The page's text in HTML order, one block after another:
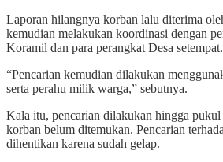
Laporan hilangnya korban lalu diterima
kemudian melakukan koordinasi dengan
Koramil dan para perangkat Desa setempat.
“Pencarian kemudian dilakukan
serta perahu milik warga,” sebutnya.
Kala itu, pencarian dilakukan hingga
korban belum ditemukan. Pencarian
dihentikan karena sudah gelap.